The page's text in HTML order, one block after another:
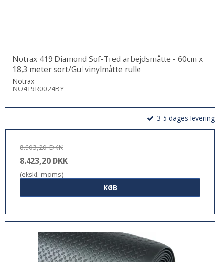
Notrax 419 Diamond Sof-Tred arbejdsmåtte - 60cm x
18,3 meter sort/Gul vinylmåtte rulle
Notrax
NO419R0024BY
3-5 dages levering
8.903,20 DKK
8.423,20 DKK
(ekskl. moms)
KØB